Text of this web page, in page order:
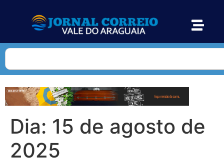
Dia: 15 de agosto de
2025